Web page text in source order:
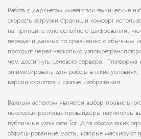
Работа с даркнетом имеет свои технические
скорость загрузки страниц и комфорт
на принципе многослойного шифрования, что
передачи данных по сравнению с обычным
проходят через несколько узлов-
чем достигнуть целевого сервера. Платформа
оптимизирована для работы в таких
версии скриптов и сжатые изображения.
Важным аспектом является выбор
некоторых регионах провайдеры научились
публичные узлы сети Tor. Для обхода таких
обфусцированные мосты, которые маскируют